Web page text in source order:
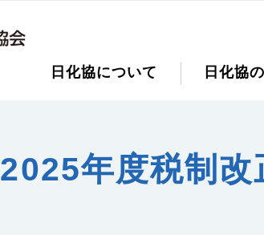
日化協について 日化協
2025年度税制改